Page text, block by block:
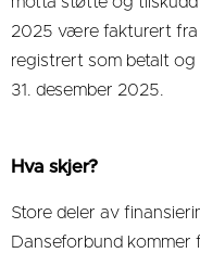
2025 være fakturert fra
registrert som betalt
31. desember 2025.
Hva skjer?
Store deler av
Danseforbund kommer